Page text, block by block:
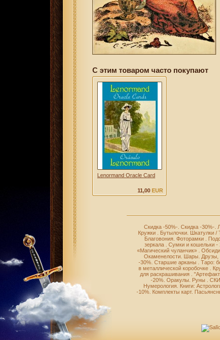
С этим товаром часто покупают
Lenormand Oracle Card
11,00 EUR
Скидка -50%- Скидка -30%-
Кружки
Бутылочки. Шкатулки /
Благовония. Фоторамки
зеркала
Сумки и кошельки -
«Магический чуланчик»
Окаменелости Шары
-30%. Старшие арканы
Таро:
в металлической коробочке
для раскрашивания
-20% Оракулы Руны
Нумерология. Книги:
-10% Комплекты карт.